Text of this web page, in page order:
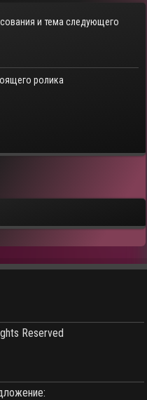
и тема следующего
ролика
Reserved